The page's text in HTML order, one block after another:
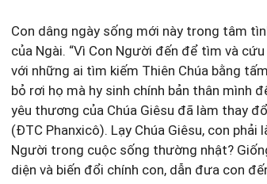
Con dâng ngày sống mới này trong tâm
của Ngài. “Vì Con Người đến để tìm và
với những ai tìm kiếm Thiên Chúa bằng
bỏ rơi họ mà hy sinh chính bản thân mình
yêu thương của Chúa Giêsu đã làm thay
(ĐTC Phanxicô). Lạy Chúa Giêsu, con
Người trong cuộc sống thường nhật?
diện và biến đổi chính con, dẫn đưa con